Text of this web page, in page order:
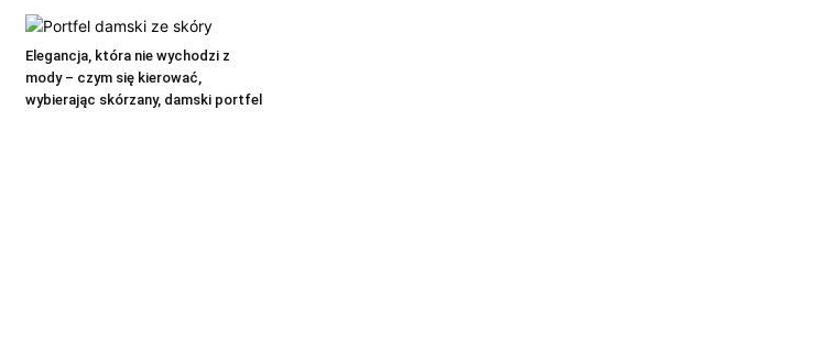
Elegancja, która nie wychodzi z
mody – czym się kierować,
wybierając skórzany, damski portfel